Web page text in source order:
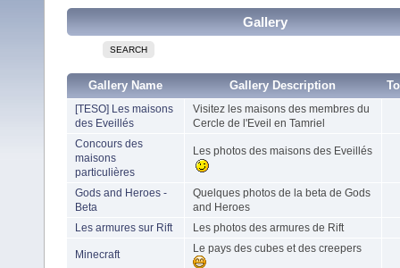
Gallery
SEARCH
Gallery Name Gallery Description
[TESO] Les maisons
des Eveillés
Visitez les maisons des membres du
Cercle de l'Eveil en Tamriel
Concours des
maisons
particulières
Les photos des maisons des Eveillés
Gods and Heroes -
Beta
Quelques photos de la beta de Gods
and Heroes
Les armures sur Rift
Les photos des armures de Rift
Minecraft Le pays des cubes et des creepers